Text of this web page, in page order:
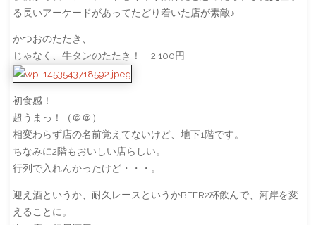
る長いアーケードがあってたどり着いた店が素敵♪
かつおのたたき、
じゃなく、牛タンのたたき！ 2,100円
初食感！
超うまっ！（＠＠）
相変わらず店の名前覚えてないけど、地下1階です。
ちなみに2階もおいしい店らしい。
行列で入れんかったけど・・・。
迎え酒というか、耐久レースというかBEER2杯飲んで、河岸を変
えることに。